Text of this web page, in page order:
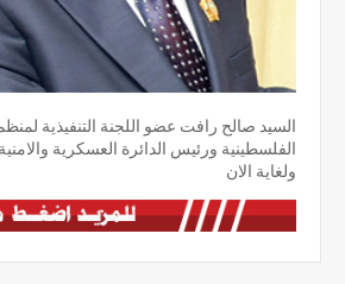
السيد صالح رافت عضو اللجنة التنفيذية
ولغاية الان